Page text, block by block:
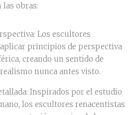
las obras:
Los escultores
principios de perspectiva
creando un sentido de
nunca antes visto.
Inspirados por el estudio
los escultores renacentistas